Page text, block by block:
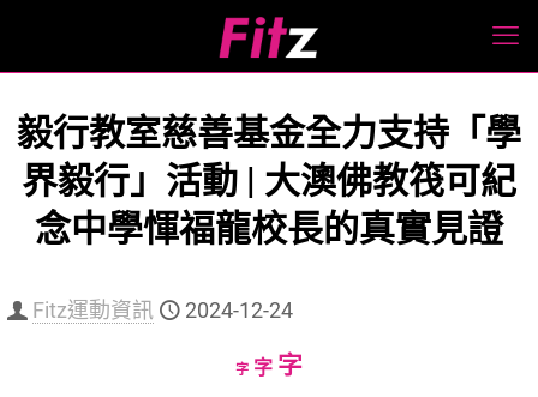
毅行教室慈善基金全力支持「學
界毅行」活動 | 大澳佛教筏可紀
念中學惲福龍校長的真實見證
Fitz運動資訊 2024-12-24
字Decrease
字Reset
字Increase